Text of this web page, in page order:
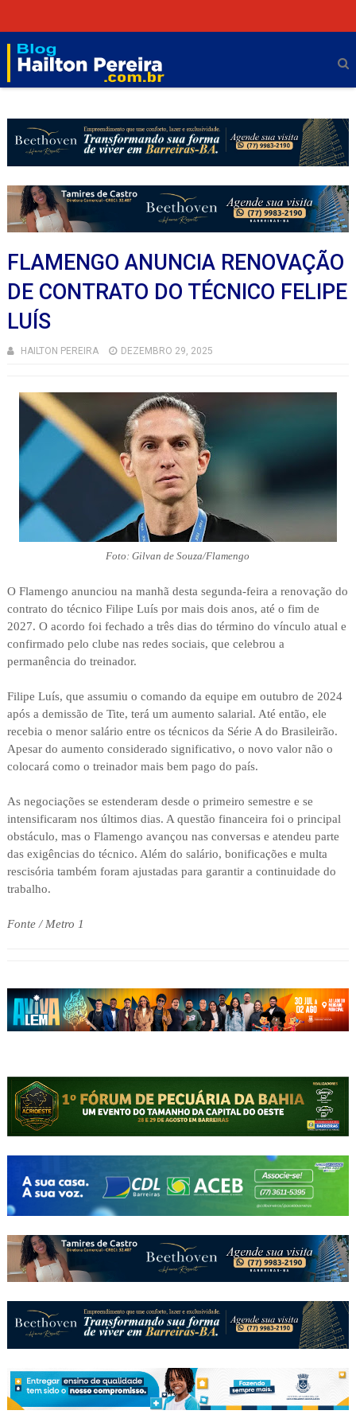
FLAMENGO ANUNCIA RENOVAÇÃO
DE CONTRATO DO TÉCNICO FELIPE
LUÍS
HAILTON PEREIRA DEZEMBRO 29, 2025
Foto: Gilvan de Souza/Flamengo
O Flamengo anunciou na manhã desta segunda-feira a renovação do
contrato do técnico Filipe Luís por mais dois anos, até o fim de
2027. O acordo foi fechado a três dias do término do vínculo atual e
confirmado pelo clube nas redes sociais, que celebrou a
permanência do treinador.
Filipe Luís, que assumiu o comando da equipe em outubro de 2024
após a demissão de Tite, terá um aumento salarial. Até então, ele
recebia o menor salário entre os técnicos da Série A do Brasileirão.
Apesar do aumento considerado significativo, o novo valor não o
colocará como o treinador mais bem pago do país.
As negociações se estenderam desde o primeiro semestre e se
intensificaram nos últimos dias. A questão financeira foi o principal
obstáculo, mas o Flamengo avançou nas conversas e atendeu parte
das exigências do técnico. Além do salário, bonificações e multa
rescisória também foram ajustadas para garantir a continuidade do
trabalho.
Fonte / Metro 1